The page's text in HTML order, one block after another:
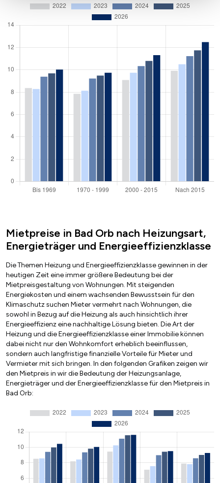
Mietpreise in Bad Orb nach Heizungsart,
Energieträger und Energieeffizienzklasse
Die Themen Heizung und Energieeffizienzklasse gewinnen in der
heutigen Zeit eine immer größere Bedeutung bei der
Mietpreisgestaltung von Wohnungen. Mit steigenden
Energiekosten und einem wachsenden Bewusstsein für den
Klimaschutz suchen Mieter vermehrt nach Wohnungen, die
sowohl in Bezug auf die Heizung als auch hinsichtlich ihrer
Energieeffizienz eine nachhaltige Lösung bieten. Die Art der
Heizung und die Energieeffizienzklasse einer Immobilie können
dabei nicht nur den Wohnkomfort erheblich beeinflussen,
sondern auch langfristige finanzielle Vorteile für Mieter und
Vermieter mit sich bringen. In den folgenden Grafiken zeigen wir
den Mietpreis in wir die Bedeutung der Heizungsanlage,
Energieträger und der Energieeffizienzklasse für den Mietpreis in
Bad Orb: